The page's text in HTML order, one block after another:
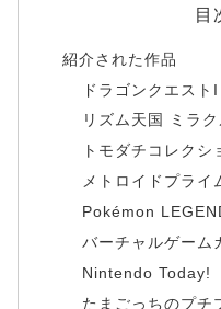
目
紹介された作品
ドラゴンクエスト
リズム天国 ミラ
トモダチコレク
メトロイドプライ
Pokémon
バーチャルゲーム
Nintendo Today!
たまごっちのプチ